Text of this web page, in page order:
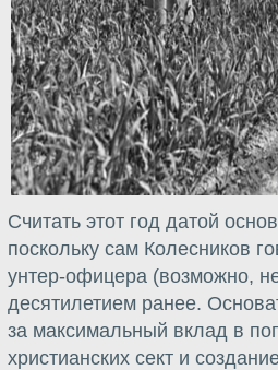
Считать этот год датой
поскольку сам Колесников
унтер-офицера (возможно,
десятилетием ранее.
за максимальный вклад в
христианских сект и